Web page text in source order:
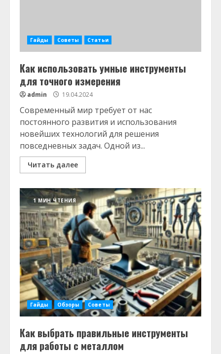
Гайды Советы Статьи
Как использовать умные инструменты
для точного измерения
admin 19.04.2024
Современный мир требует от нас
постоянного развития и использования
новейших технологий для решения
повседневных задач. Одной из...
Читать далее
1 МИН ЧТЕНИЯ
Гайды Обзоры Советы
Как выбрать правильные инструменты
для работы с металлом